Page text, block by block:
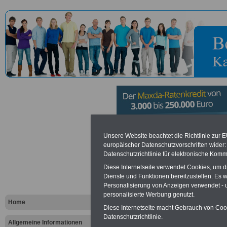
Home
Allgemeine Informationen
Bundes in
Vorteile für den öffentlichen
Vergleichen und sparen
Bausparen schon ab 16 Jahren
Berufsunfähigkeitsabsicherung
Unsere Website beachtet die Richtlinie zur
europäischer Datenschutzvorschriften
Datenschutzrichtlinie für elektronische
Diese Internetseite verwendet Cookies, um
Dienste und Funktionen bereitzustellen. Es
Personalisierung von Anzeigen verwendet
personalisierte Werbung genutzt.
Diese Internetseite macht Gebrauch von
Datenschutzrichtlinie.